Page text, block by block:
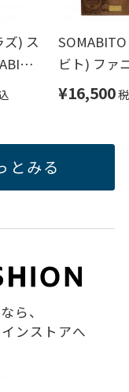
ズ) ス
シ
ブラ
ビト) ファ
ーアクセサ
板のみ ブ
¥16,500
とみる
ら、
ンストアへ